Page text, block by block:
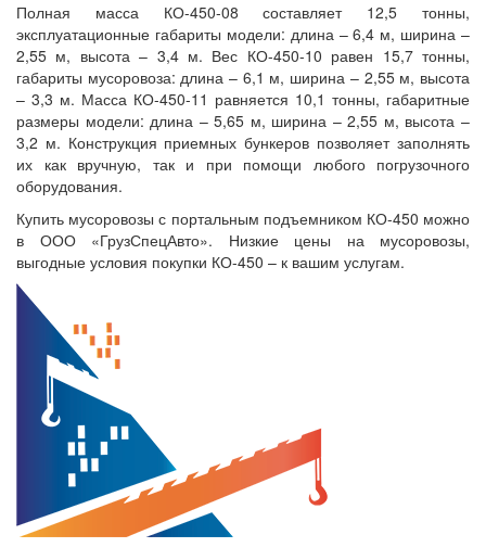
Полная масса КО-450-08 составляет 12,5 тонны,
эксплуатационные габариты модели: длина – 6,4 м, ширина –
2,55 м, высота – 3,4 м. Вес КО-450-10 равен 15,7 тонны,
габариты мусоровоза: длина – 6,1 м, ширина – 2,55 м, высота
– 3,3 м. Масса КО-450-11 равняется 10,1 тонны, габаритные
размеры модели: длина – 5,65 м, ширина – 2,55 м, высота –
3,2 м. Конструкция приемных бункеров позволяет заполнять
их как вручную, так и при помощи любого погрузочного
оборудования.
Купить мусоровозы с портальным подъемником КО-450 можно
в ООО «ГрузСпецАвто». Низкие цены на мусоровозы,
выгодные условия покупки КО-450 – к вашим услугам.